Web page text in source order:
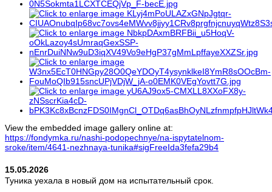
View the embedded image gallery online at:
https://fondymka.ru/nashi-podopechnye/na-ispytatelnom-
sroke/item/4641-nezhnaya-tunika#sigFreeIda3fefa29b4
15.05.2026
Туника уехала в новый дом на испытательный срок.